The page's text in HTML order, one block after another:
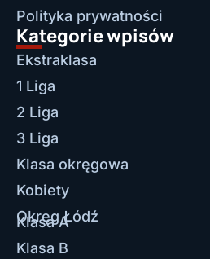
Polityka prywatności
Kategorie wpisów
Ekstraklasa
1 Liga
2 Liga
3 Liga
Klasa okręgowa
Kobiety
Okręg Łódź
Klasa A
Klasa B